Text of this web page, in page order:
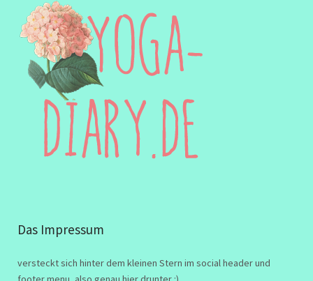
Das Impressum
versteckt sich hinter dem kleinen Stern im social header und